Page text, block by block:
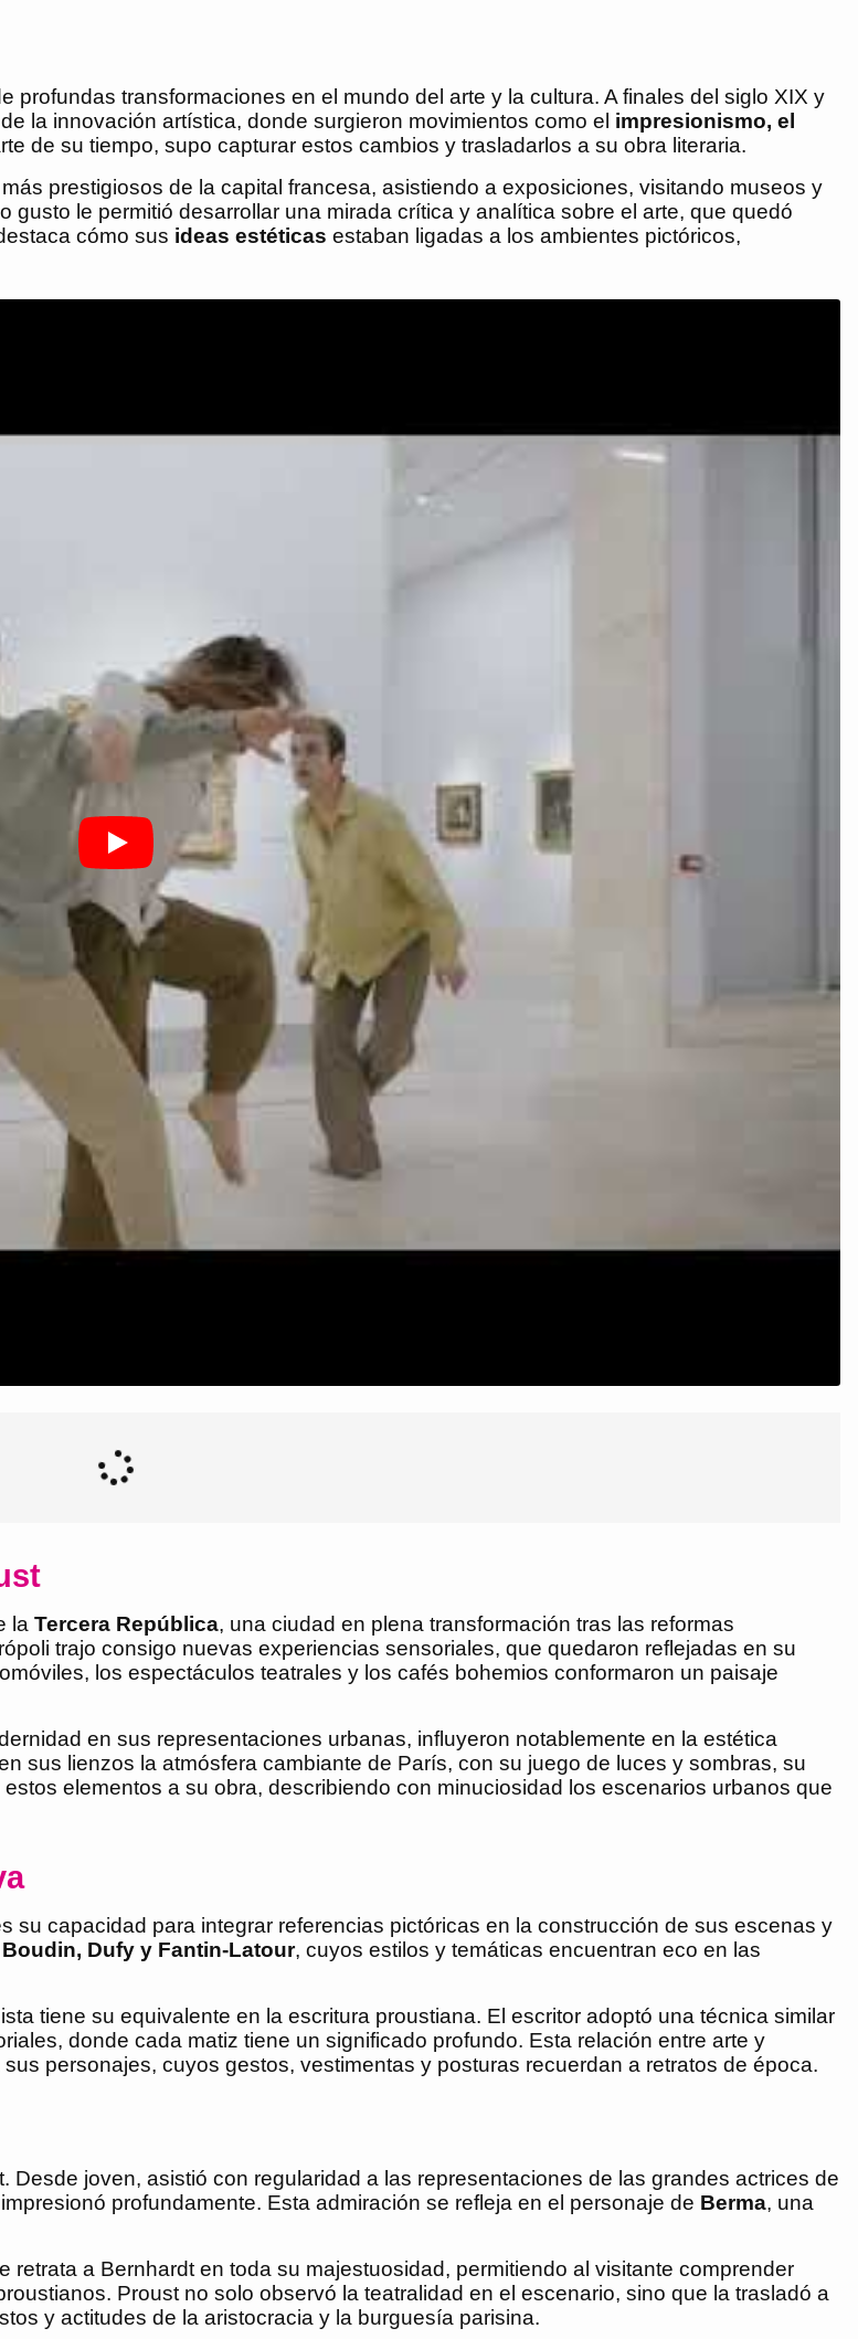
transformaciones en el mundo del arte y la cultura. A finales del siglo XIX y
la innovación artística, donde surgieron movimientos como el impresionismo, el
de su tiempo, supo capturar estos cambios y trasladarlos a su obra literaria.
prestigiosos de la capital francesa, asistiendo a exposiciones, visitando museos y
le permitió desarrollar una mirada crítica y analítica sobre el arte, que quedó
cómo sus ideas estéticas estaban ligadas a los ambientes pictóricos,
la Tercera República, una ciudad en plena transformación tras las reformas
trajo consigo nuevas experiencias sensoriales, que quedaron reflejadas en su
los espectáculos teatrales y los cafés bohemios conformaron un paisaje
en sus representaciones urbanas, influyeron notablemente en la estética
sus lienzos la atmósfera cambiante de París, con su juego de luces y sombras, su
elementos a su obra, describiendo con minuciosidad los escenarios urbanos que
su capacidad para integrar referencias pictóricas en la construcción de sus escenas y
Boudin, Dufy y Fantin-Latour, cuyos estilos y temáticas encuentran eco en las
tiene su equivalente en la escritura proustiana. El escritor adoptó una técnica similar
donde cada matiz tiene un significado profundo. Esta relación entre arte y
personajes, cuyos gestos, vestimentas y posturas recuerdan a retratos de época.
joven, asistió con regularidad a las representaciones de las grandes actrices de
profundamente. Esta admiración se refleja en el personaje de Berma, una
retrata a Bernhardt en toda su majestuosidad, permitiendo al visitante comprender
Proust no solo observó la teatralidad en el escenario, sino que la trasladó a
y actitudes de la aristocracia y la burguesía parisina.